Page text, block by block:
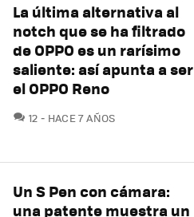
La última alternativa al
notch que se ha filtrado
de OPPO es un rarísimo
saliente: así apunta a ser
el OPPO Reno
12 COMENTARIOS
HACE 7 AÑOS
Un S Pen con cámara:
una patente muestra un